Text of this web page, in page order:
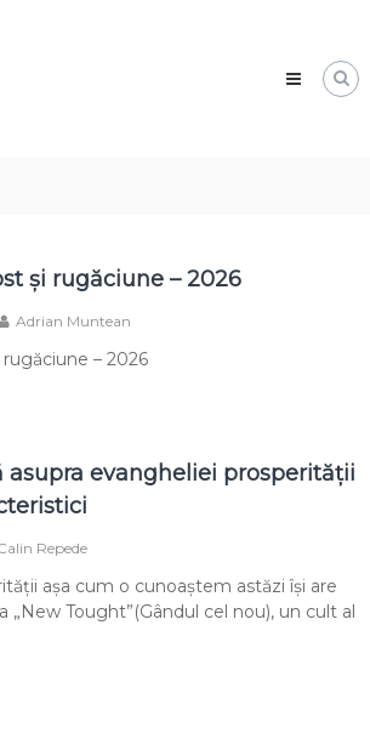
și rugăciune – 2026
Adrian Muntean
– 2026
asupra evangheliei prosperității
Repede
așa cum o cunoaștem astăzi își are
„New Tought”(Gândul cel nou), un cult al